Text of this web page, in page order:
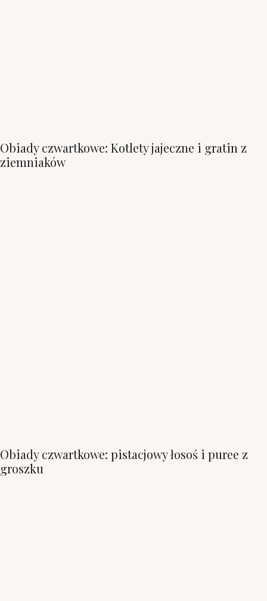
Obiady czwartkowe: Kotlety jajeczne i gratin z
ziemniaków
Obiady czwartkowe: pistacjowy łosoś i puree z
groszku